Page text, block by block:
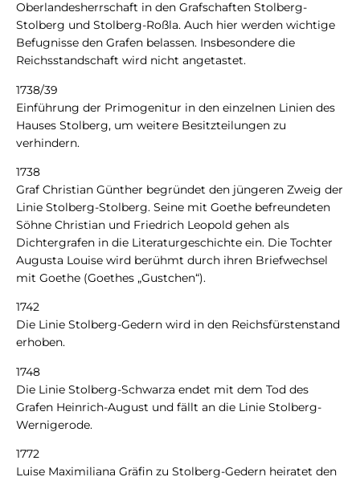
Oberlandesherrschaft in den Grafschaften Stolberg-
Stolberg und Stolberg-Roßla. Auch hier werden wichtige
Befugnisse den Grafen belassen. Insbesondere die
Reichsstandschaft wird nicht angetastet.
1738/39
Einführung der Primogenitur in den einzelnen Linien des
Hauses Stolberg, um weitere Besitzteilungen zu
verhindern.
1738
Graf Christian Günther begründet den jüngeren Zweig der
Linie Stolberg-Stolberg. Seine mit Goethe befreundeten
Söhne Christian und Friedrich Leopold gehen als
Dichtergrafen in die Literaturgeschichte ein. Die Tochter
Augusta Louise wird berühmt durch ihren Briefwechsel
mit Goethe (Goethes „Gustchen“).
1742
Die Linie Stolberg-Gedern wird in den Reichsfürstenstand
erhoben.
1748
Die Linie Stolberg-Schwarza endet mit dem Tod des
Grafen Heinrich-August und fällt an die Linie Stolberg-
Wernigerode.
1772
Luise Maximiliana Gräfin zu Stolberg-Gedern heiratet den